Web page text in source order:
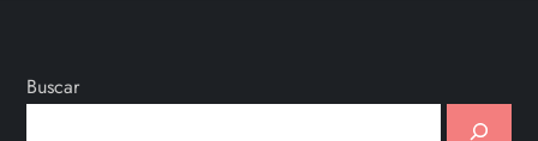
Buscar